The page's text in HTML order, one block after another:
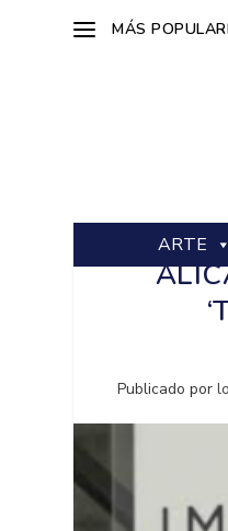
MÁS
ARTE
Publicado por